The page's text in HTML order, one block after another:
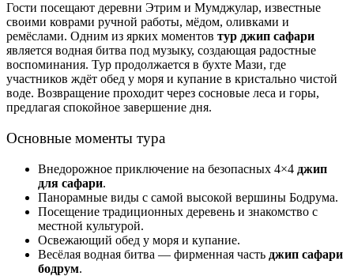
Гости посещают деревни Этрим и Мумджулар, известные
своими коврами ручной работы, мёдом, оливками и
ремёслами. Одним из ярких моментов тур джип сафари
является водная битва под музыку, создающая радостные
воспоминания. Тур продолжается в бухте Мази, где
участников ждёт обед у моря и купание в кристально чистой
воде. Возвращение проходит через сосновые леса и горы,
предлагая спокойное завершение дня.
Основные моменты тура
Внедорожное приключение на безопасных 4×4 джип
для сафари.
Панорамные виды с самой высокой вершины Бодрума.
Посещение традиционных деревень и знакомство с
местной культурой.
Освежающий обед у моря и купание.
Весёлая водная битва — фирменная часть джип сафари
бодрум.